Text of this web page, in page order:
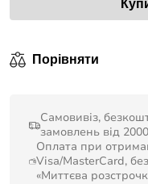
Порівняти
Самовивіз,
замовлень від
Оплата при
Visa/MasterCard,
«Миттєва